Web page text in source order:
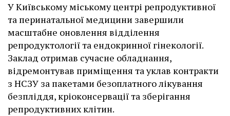
У Київському міському центрі репродуктивної
та перинатальної медицини завершили
масштабне оновлення відділення
репродуктології та ендокринної гінекології.
Заклад отримав сучасне обладнання,
відремонтував приміщення та уклав контракти
з НСЗУ за пакетами безоплатного лікування
безпліддя, кріоконсервації та зберігання
репродуктивних клітин.